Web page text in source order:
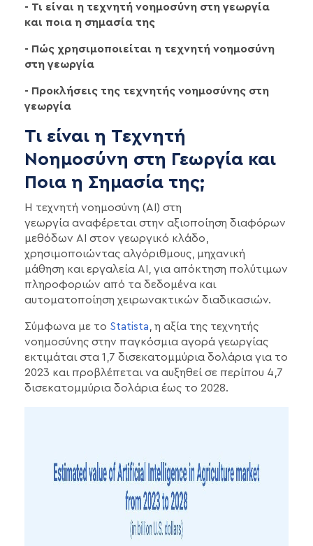
- Τι είναι η τεχνητή νοημοσύνη στη γεωργία
και ποια η σημασία της
- Πώς χρησιμοποιείται η τεχνητή νοημοσύνη
στη γεωργία
- Προκλήσεις της τεχνητής νοημοσύνης στη
γεωργία
Τι είναι η Τεχνητή
Νοημοσύνη στη Γεωργία και
Ποια η Σημασία της;
Η τεχνητή νοημοσύνη (AI) στη
γεωργία αναφέρεται στην αξιοποίηση διαφόρων
μεθόδων AI στον γεωργικό κλάδο,
χρησιμοποιώντας αλγόριθμους, μηχανική
μάθηση και εργαλεία AI, για απόκτηση πολύτιμων
πληροφοριών από τα δεδομένα και
αυτοματοποίηση χειρωνακτικών διαδικασιών.
Σύμφωνα με το Statista , η αξία της τεχνητής
νοημοσύνης στην παγκόσμια αγορά γεωργίας
εκτιμάται στα 1,7 δισεκατομμύρια δολάρια για το
2023 και προβλέπεται να αυξηθεί σε περίπου 4,7
δισεκατομμύρια δολάρια έως το 2028.